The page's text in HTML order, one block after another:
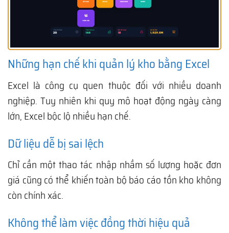
Những hạn chế khi quản lý kho bằng Excel
Excel là công cụ quen thuộc đối với nhiều doanh
nghiệp. Tuy nhiên khi quy mô hoạt động ngày càng
lớn, Excel bộc lộ nhiều hạn chế.
Dữ liệu dễ bị sai lệch
Chỉ cần một thao tác nhập nhầm số lượng hoặc đơn
giá cũng có thể khiến toàn bộ báo cáo tồn kho không
còn chính xác.
Không thể làm việc đồng thời hiệu quả